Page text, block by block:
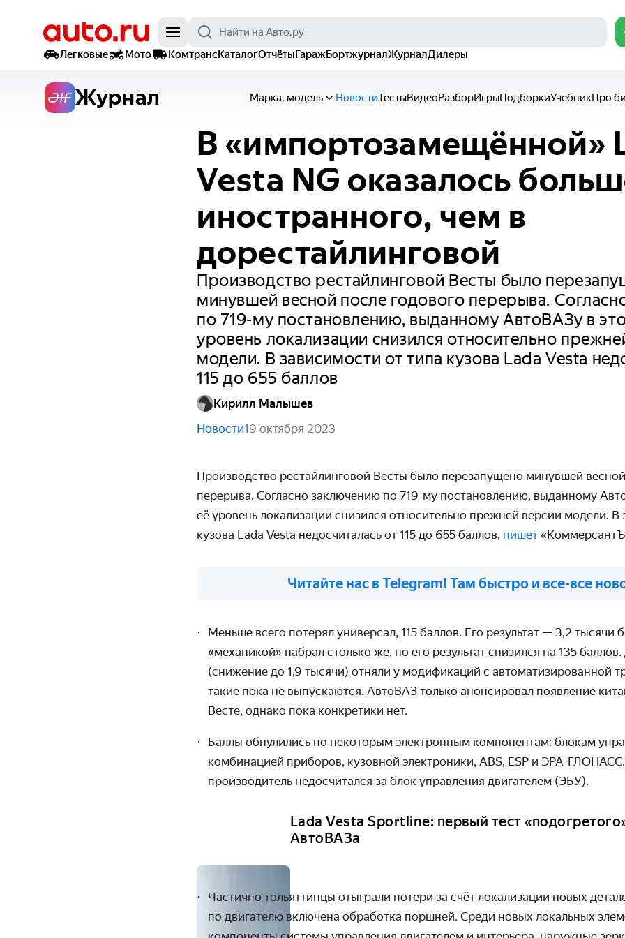
Легковые Мото КомтрансКаталогОтчётыГаражБортжурналЖурналДилеры
Журнал Марка, модель НовостиТестыВидеоРазборИгрыПодборкиУчебникПро
В «импортозамещённой»
Vesta NG оказалось
иностранного, чем в
дорестайлинговой
Производство рестайлинговой Весты было
минувшей весной после годового перерыва.
по 719-му постановлению, выданному АвтоВАЗу в
уровень локализации снизился относительно
модели. В зависимости от типа кузова Lada Vesta
115 до 655 баллов
Кирилл Малышев
Новости19 октября 2023
Производство рестайлинговой Весты было перезапущено минувшей
перерыва. Согласно заключению по 719-му постановлению, выданному
её уровень локализации снизился относительно прежней версии модели. В
кузова Lada Vesta недосчиталась от 115 до 655 баллов, пишет
Читайте нас в Telegram! Там быстро и все-все
Меньше всего потерял универсал, 115 баллов. Его результат — 3,2 тысячи
«механикой» набрал столько же, но его результат снизился на 135
(снижение до 1,9 тысячи) отняли у модификаций с автоматизированной
такие пока не выпускаются. АвтоВАЗ только анонсировал появление
Весте, однако пока конкретики нет.
Баллы обнулились по некоторым электронным компонентам: блокам
комбинацией приборов, кузовной электроники, ABS, ESP и ЭРА-
производитель недосчитался за блок управления двигателем (ЭБУ).
Lada Vesta Sportline: первый тест
АвтоВАЗа
Частично тольяттинцы отыграли потери за счёт локализации новых
по двигателю включена обработка поршней. Среди новых локальных